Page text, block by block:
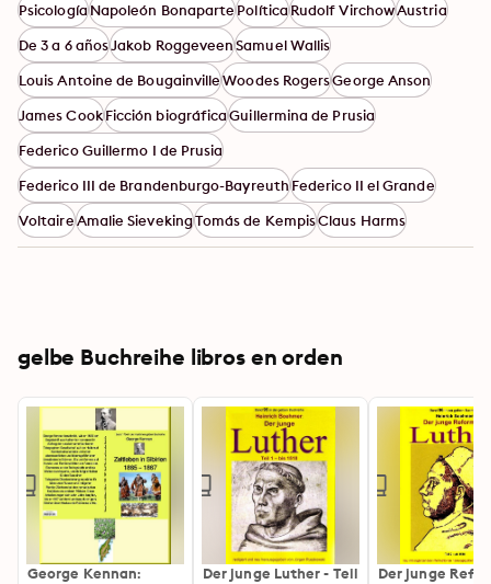
PsicologíaNapoleón BonapartePolíticaRudolf VirchowAustria
De 3 a 6 añosJakob RoggeveenSamuel Wallis
Louis Antoine de BougainvilleWoodes RogersGeorge Anson
James CookFicción biográficaGuillermina de Prusia
Federico Guillermo I de Prusia
Federico III de Brandenburgo-BayreuthFederico II el Grande
VoltaireAmalie SievekingTomás de KempisClaus Harms
gelbe Buchreihe libros en orden
George Kennan:
Der junge Luther - Teil
Der junge